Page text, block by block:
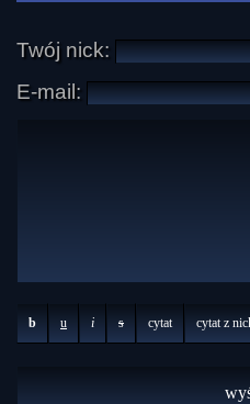
Twój nick:
E-mail:
b u i s cytat cytat z